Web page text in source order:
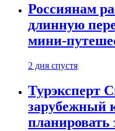
Россиянам
длинную
мини-
2 дня спустя
Турэксперт
зарубежный
планировать